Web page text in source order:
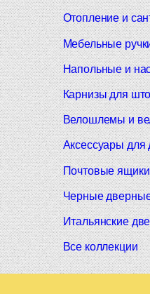
Отопление и
Мебельные
Напольные и
Карнизы для
Велошлемы и
Аксессуары для
Почтовые ящики
Черные
Итальянские
Все коллекции